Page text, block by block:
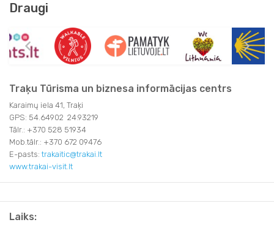
Draugi
Traķu Tūrisma un biznesa informācijas centrs
Karaimų iela 41, Traķi
GPS: 54.64902 24.93219
Tālr.: +370 528 51934
Mob.tālr.: +370 672 09476
E-pasts: trakaitic@trakai.lt
www.trakai-visit.lt
Laiks: